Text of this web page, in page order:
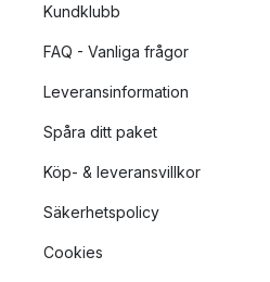
Kundklubb
FAQ - Vanliga frågor
Leveransinformation
Spåra ditt paket
Köp- & leveransvillkor
Säkerhetspolicy
Cookies